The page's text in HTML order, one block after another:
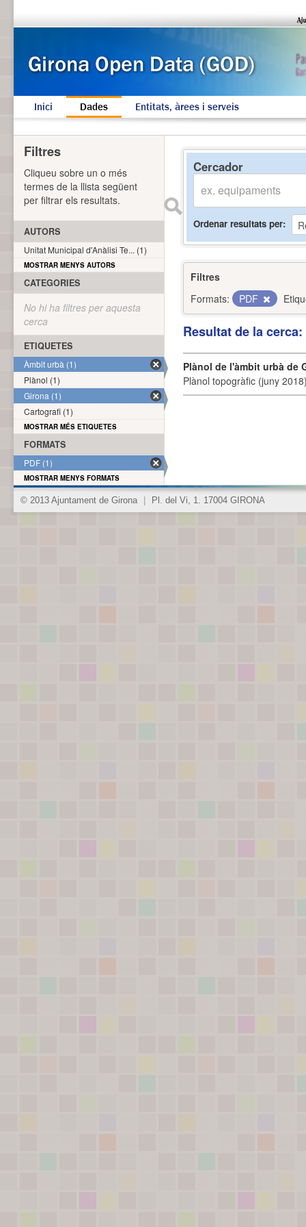
Inici Dades Entitats, àrees i serveis
Cercador
Ordenar resultats per
Filtres
Formats:
PDF
Resultat de la
Plànol de l'àmbit urbà de
Plànol topogràfic (juny
Filtres
Cliqueu sobre un o més
termes de la llista següent
per filtrar els resultats.
AUTORS
Unitat Municipal d'Anàlisi Te... (1)
MOSTRAR MENYS AUTORS
CATEGORIES
No hi ha filtres per aquesta
cerca
ETIQUETES
Àmbit urbà (1)
Plànol (1)
Girona (1)
Cartografi (1)
MOSTRAR MÉS ETIQUETES
FORMATS
PDF (1)
MOSTRAR MENYS FORMATS
© 2013 Ajuntament de Girona Pl. del Vi, 1. 17004 GIRONA